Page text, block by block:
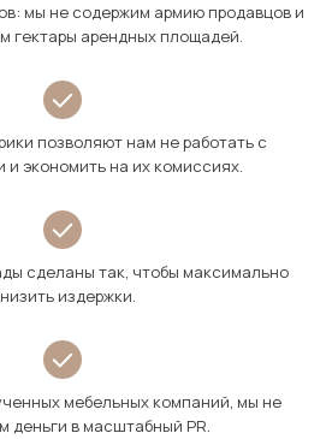
мы не содержим армию продавцов и
гектары арендных площадей.
позволяют нам не работать с
и экономить на их комиссиях.
сделаны так, чтобы максимально
издержки.
мебельных компаний, мы не
деньги в масштабный PR.